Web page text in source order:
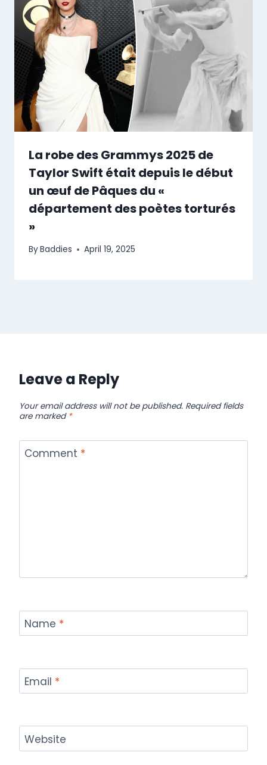
La robe des Grammys 2025 de
Taylor Swift était depuis le début
un œuf de Pâques du «
département des poètes torturés
»
ByBaddies April 19, 2025
Leave a Reply
Your email address will not be published. Required fields
are marked *
Comment *
Name *
Email *
Website